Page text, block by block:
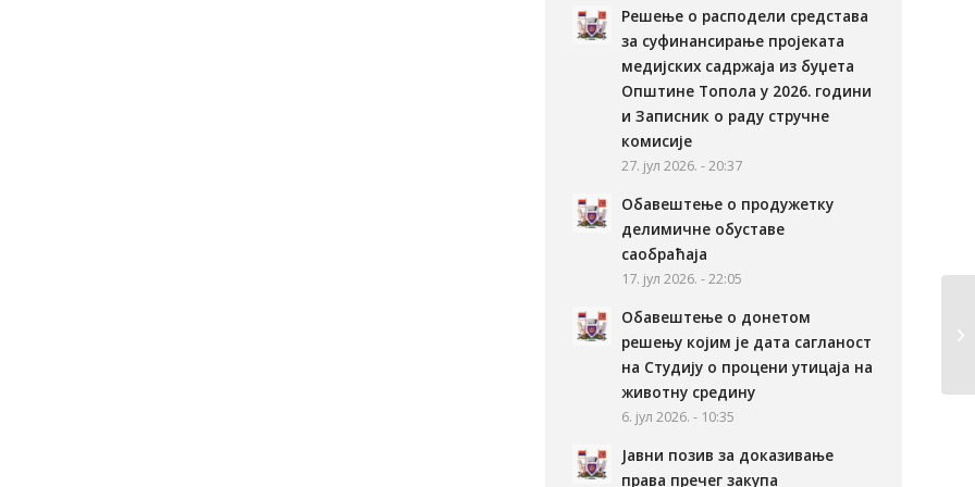
Решење о расподели средстава
за суфинансирање пројеката
медијских садржаја из буџета
Општине Топола у 2026. години
и Записник о раду стручне
комисије
27. јул 2026. - 20:37
Обавештење о продужетку
делимичне обуставе
саобраћаја
17. јул 2026. - 22:05
Обавештење о донетом
решењу којим је дата сагланост
на Студију о процени утицаја на
животну средину
6. јул 2026. - 10:35
Јавни позив за доказивање
права пречег закупа